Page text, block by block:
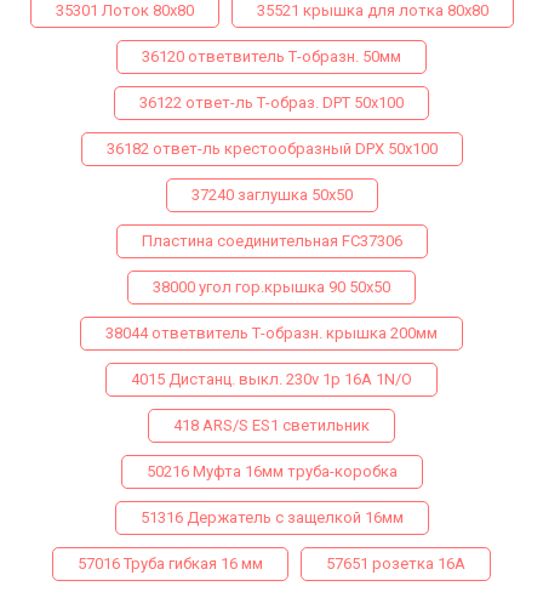
35301 Лоток 80х80 35521 крышка для лотка 80х80
36120 ответвитель Т-образн. 50мм
36122 ответ-ль Т-образ. DPТ 50х100
36182 ответ-ль крестообразный DPX 50х100
37240 заглушка 50х50
Пластина соединительная FC37306
38000 угол гор.крышка 90 50х50
38044 ответвитель Т-образн. крышка 200мм
4015 Дистанц. выкл. 230v 1p 16A 1N/O
418 ARS/S ES1 светильник
50216 Муфта 16мм труба-коробка
51316 Держатель с защелкой 16мм
57016 Труба гибкая 16 мм 57651 розетка 16А